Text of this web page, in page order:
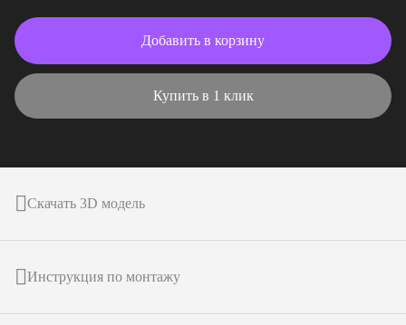
Добавить в корзину
Купить в 1 клик
Скачать 3D модель
Инструкция по монтажу